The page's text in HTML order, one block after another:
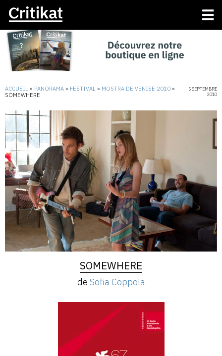
ACCUEIL » PANORAMA » FESTIVAL » MOSTRA DE VENISE 2010 »
SOMEWHERE
5 SEPTEMBRE
2010
SOMEWHERE
de Sofia Coppola